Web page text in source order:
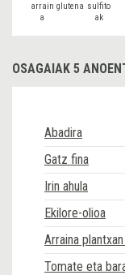
arrain
a
glutena sulfito
ak
OSAGAIAK 5
Abadira
Gatz fina
Irin ahula
Ekilore-olioa
Arraina
Tomate eta